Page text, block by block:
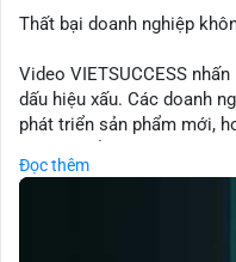
Thất bại doanh nghiệp
Video VIETSUCCESS
dấu hiệu xấu. Các doanh
phát triển sản phẩm mới,
này đặc biệt quan trọng
Đọc thêm